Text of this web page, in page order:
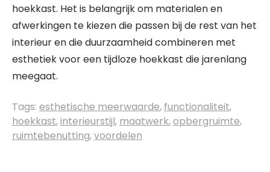
hoekkast. Het is belangrijk om materialen en
afwerkingen te kiezen die passen bij de rest van het
interieur en die duurzaamheid combineren met
esthetiek voor een tijdloze hoekkast die jarenlang
meegaat.
Tags: esthetische meerwaarde, functionaliteit,
hoekkast,interieurstijl, maatwerk,opbergruimte,
ruimtebenutting,voordelen